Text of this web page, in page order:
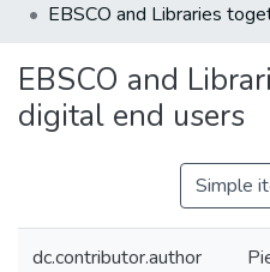
Statistics
EBSCO and
digital end users
Simple
dc.contributor.author